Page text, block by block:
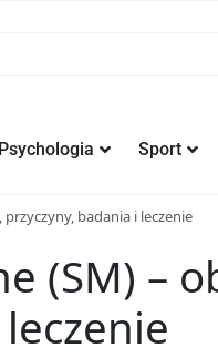
Psychologia Sport
badania i leczenie
(SM) –